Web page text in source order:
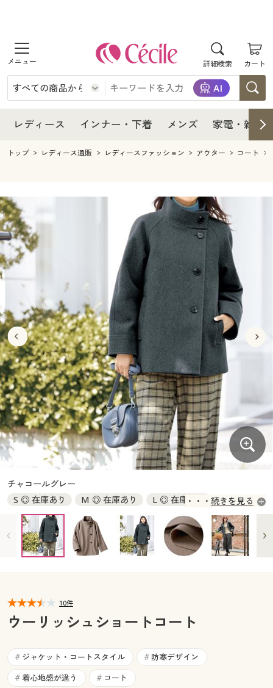
詳細検索 カート
商品を探す
レディース
レディースファッション
インナー・下着
インナー・下着通販すべて
メンズ下着
ジュニア・ティーンズ下着
メンズ
メンズファッション
メンズ下着
家電・雑貨すべて
家電
キッチン・雑貨・日用品
寝具・インテリア・家具
寝具・インテリア・家具通販すべて
家具・収納
寝具・ベッド
カーテン・ラグ・ファブリック
美容・健康
美容・健康通販すべて
美容・健康・サプリメント
制服・スクール
制服・スクールすべて
制服・学生服
ジュニア・ティーンズ下着
大きいサイズ
大きいサイズ通販すべて
大きいサイズ レディース服
大きいサイズ レディース下着
大きいサイズ メンズ
大きいサイズ 事務・制服
バーゲン
バーゲンセール
シークレットセール
詳細検索
商品カテゴリ一覧
カタログ
カタログ・チラシからのご注文
デジタルカタログ
カタログ無料プレゼント
マイページ
お気に入り
レディース インナー・下着 メンズ 家電・雑貨
レディース
レディース通販すべて
レディースファッション
インナー・下着
インナー・下着通販すべて
ジュニア・ティーンズ下着
メンズ
メンズ下着
家電
キッチン・雑貨・日用品
寝具・インテリア・家具通販すべて
家具・収納
寝具・ベッド
カーテン・ラグ・ファブリック
美容・健康
美容・健康通販すべて
美容・健康・サプリメント
制服・スクール
制服・スクールすべて
制服・学生服
ジュニア・ティーンズ下着
大きいサイズ
大きいサイズ通販すべて
大きいサイズ レディース服
大きいサイズ レディース下着
大きいサイズ メンズ
大きいサイズ 事務・制服
バーゲン
バーゲンセール
シークレットセール
詳細検索
商品カテゴリ一覧
カタログ
カタログ・チラシからのご注文
カタログ無料プレゼント
会員メニュー
閲覧履歴
サポート
トップ レディース通販 レディースファッション アウター コート
チャコールグレー
S ◎ 在庫あり
M ◎ 在庫あり
L ◎ 在庫あり
LL ◎ 在庫あり
3L ◎ 在庫あり
続きを見る
10件
ウーリッシュショートコート
# ジャケット・コートスタイル # 防寒デザイン
# 着心地感が違う # コート